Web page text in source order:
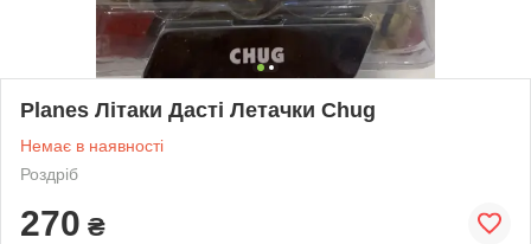
Planes Літаки Дасті Летачки Chug
Немає в наявності
Роздріб
270 ₴